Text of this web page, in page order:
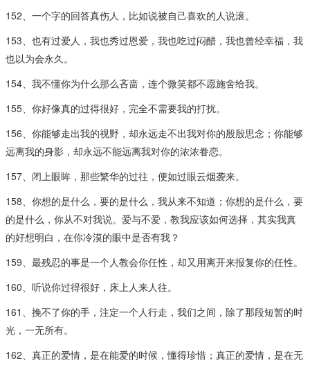
152、一个字的回答真伤人，比如说被自己喜欢的人说滚。
153、也有过爱人，我也秀过恩爱，我也吃过闷醋，我也曾经幸福，我
也以为会永久。
154、我不懂你为什么那么吝啬，连个微笑都不愿施舍给我。
155、你好像真的过得很好，完全不需要我的打扰。
156、你能够走出我的视野，却永远走不出我对你的殷殷思念；你能够
远离我的身影，却永远不能远离我对你的浓浓眷恋。
157、闭上眼眸，那些繁华的过往，便如过眼云烟袭来。
158、你想的是什么，要的是什么，我从来不知道；你想的是什么，要
的是什么，你从不对我说。爱与不爱，教我应该如何选择，其实我真
的好想明白，在你冷漠的眼中是否有我？
159、最残忍的事是一个人教会你任性，却又用离开来报复你的任性。
160、听说你过得很好，床上人来人往。
161、挽不了你的手，注定一个人行走，我们之间，除了那段短暂的时
光，一无所有。
162、真正的爱情，是在能爱的时候，懂得珍惜；真正的爱情，是在无